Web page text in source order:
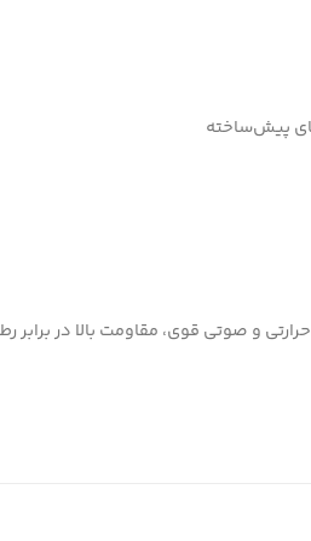
پیش‌ساخته
و صوتی قوی، مقاومت بالا در